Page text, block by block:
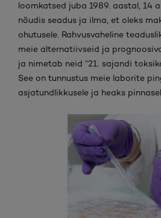
loomkatsed juba 1989. aastal, 14
nõudis seadus ja ilma, et oleks
ohutusele. Rahvusvaheline
meie alternatiivseid ja
ja nimetab neid “21. sajandi
See on tunnustus meie laborite
asjatundlikkusele ja heaks